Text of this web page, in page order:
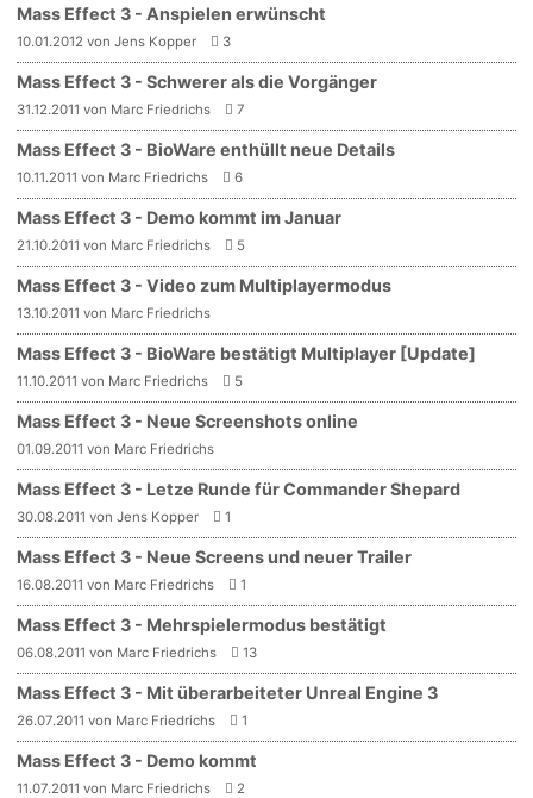
Mass Effect 3 - Anspielen erwünscht
10.01.2012 von Jens Kopper 3
Mass Effect 3 - Schwerer als die Vorgänger
31.12.2011 von Marc Friedrichs 7
Mass Effect 3 - BioWare enthüllt neue Details
10.11.2011 von Marc Friedrichs 6
Mass Effect 3 - Demo kommt im Januar
21.10.2011 von Marc Friedrichs 5
Mass Effect 3 - Video zum Multiplayermodus
13.10.2011 von Marc Friedrichs
Mass Effect 3 - BioWare bestätigt Multiplayer [Update]
11.10.2011 von Marc Friedrichs 5
Mass Effect 3 - Neue Screenshots online
01.09.2011 von Marc Friedrichs
Mass Effect 3 - Letze Runde für Commander Shepard
30.08.2011 von Jens Kopper 1
Mass Effect 3 - Neue Screens und neuer Trailer
16.08.2011 von Marc Friedrichs 1
Mass Effect 3 - Mehrspielermodus bestätigt
06.08.2011 von Marc Friedrichs 13
Mass Effect 3 - Mit überarbeiteter Unreal Engine 3
26.07.2011 von Marc Friedrichs 1
Mass Effect 3 - Demo kommt
11.07.2011 von Marc Friedrichs 2